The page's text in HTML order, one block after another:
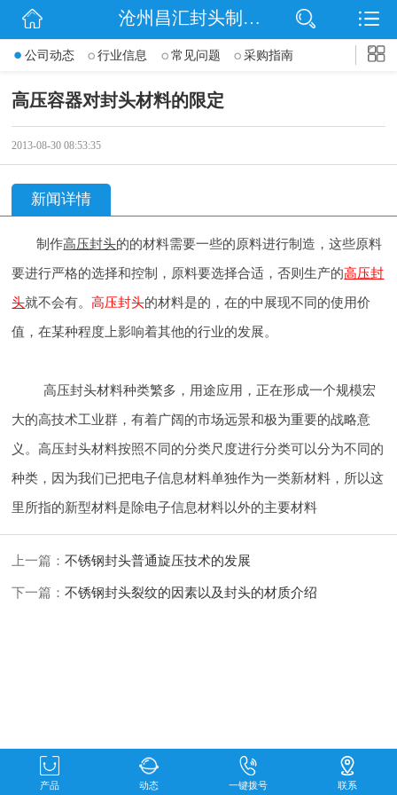
网站首页
沧州昌汇封头制造有限公司
公司动态 行业信息 常见问题 采购指南
高压容器对封头材料的限定
2013-08-30 08:53:35
新闻详情
制作高压封头的的材料需要一些的原料进行制造，这些原料
要进行严格的选择和控制，原料要选择合适，否则生产的高压封
头就不会有。高压封头的材料是的，在的中展现不同的使用价
值，在某种程度上影响着其他的行业的发展。
高压封头材料种类繁多，用途应用，正在形成一个规模宏
大的高技术工业群，有着广阔的市场远景和极为重要的战略意
义。高压封头材料按照不同的分类尺度进行分类可以分为不同的
种类，因为我们已把电子信息材料单独作为一类新材料，所以这
里所指的新型材料是除电子信息材料以外的主要材料
上一篇：不锈钢封头普通旋压技术的发展
下一篇：不锈钢封头裂纹的因素以及封头的材质介绍
产品 动态 一键拨号 联系